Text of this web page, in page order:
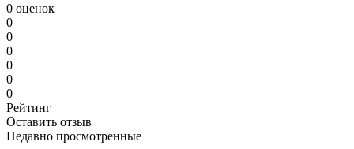
0 оценок
0
0
0
0
0
0
Рейтинг
Оставить отзыв
Недавно просмотренные